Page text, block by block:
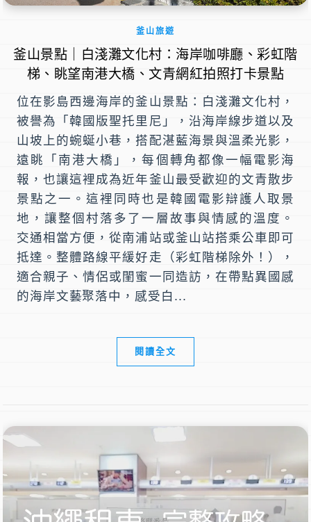
釜山旅遊
釜山景點｜白淺灘文化村：海岸咖啡廳、彩虹階
梯、眺望南港大橋、文青網紅拍照打卡景點
位在影島西邊海岸的釜山景點：白淺灘文化村，
被譽為「韓國版聖托里尼」，沿海岸線步道以及
山坡上的蜿蜒小巷，搭配湛藍海景與溫柔光影，
遠眺「南港大橋」，每個轉角都像一幅電影海
報，也讓這裡成為近年釜山最受歡迎的文青散步
景點之一。這裡同時也是韓國電影辯護人取景
地，讓整個村落多了一層故事與情感的溫度。
交通相當方便，從南浦站或釜山站搭乘公車即可
抵達。整體路線平緩好走（彩虹階梯除外！），
適合親子、情侶或閨蜜一同造訪，在帶點異國感
的海岸文藝聚落中，感受白...
閱讀全文